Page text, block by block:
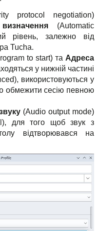
protocol negotiation)
(Automatic
рівень, залежно від
Tucha.
to start) та Адреса
у нижній частині
використовуються у
обмежити сесію певною
(Audio output mode)
для того щоб звук з
відтворювався на